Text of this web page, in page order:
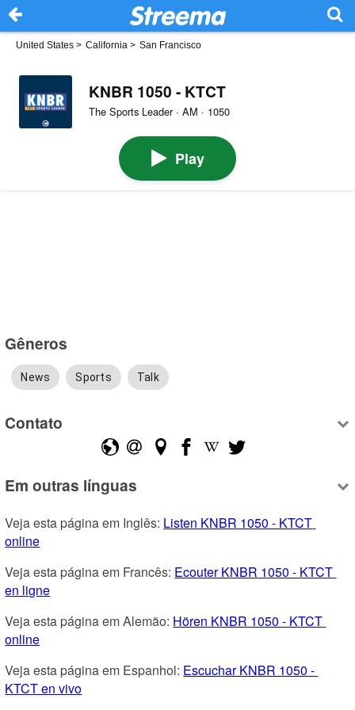
United States > California > San Francisco
KNBR 1050 - KTCT
The Sports Leader · AM · 1050
Play
Gêneros
News Sports Talk
Contato
Em outras línguas
Veja esta página em Inglês: Listen KNBR 1050 - KTCT
online
Veja esta página em Francês: Ecouter KNBR 1050 - KTCT
en ligne
Veja esta página em Alemão: Hören KNBR 1050 - KTCT
online
Veja esta página em Espanhol: Escuchar KNBR 1050 -
KTCT en vivo